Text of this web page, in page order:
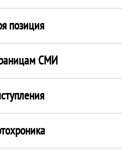
позиция
СМИ